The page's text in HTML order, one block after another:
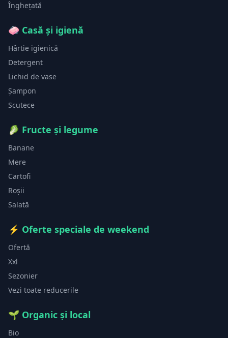
Înghețată
🧼 Casă și igienă
Hârtie igienică
Detergent
Lichid de vase
Șampon
Scutece
🥬 Fructe și legume
Banane
Mere
Cartofi
Roșii
Salată
⚡ Oferte speciale de weekend
Ofertă
Xxl
Sezonier
Vezi toate reducerile
🌱 Organic și local
Bio